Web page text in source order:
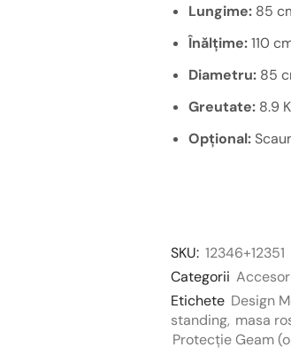
Lungime: 85
Înălțime:110
Diametru: 85
Greutate: 8.9
Opțional:
SKU: 12346+12351
Categorii
Etichete Design
standing, masa
Protecție Geam